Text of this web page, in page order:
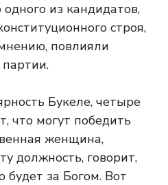
из кандидатов,
строя,
повлияли
Букеле, четыре
что могут победить
женщина,
должность, говорит,
будет за Богом. Вот